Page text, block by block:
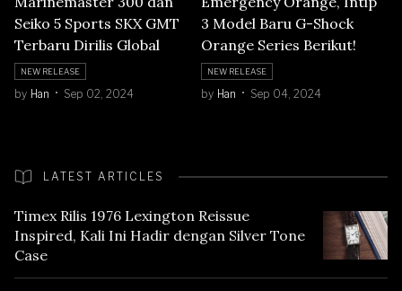
Seiko 5 Sports SKX GMT
Terbaru Dirilis Global
NEW RELEASE
by Han Sep 02, 2024
3 Model Baru G-Shock
Orange Series Berikut!
NEW RELEASE
by Han Sep 04, 2024
LATEST ARTICLES
Timex Rilis 1976 Lexington Reissue
Inspired, Kali Ini Hadir dengan Silver Tone
Case